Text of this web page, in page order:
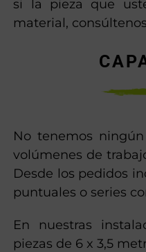
si la pieza que
material,
No tenemos
volúmenes de
Desde los pedidos
puntuales o series
En nuestras
piezas de 6 x 3,5